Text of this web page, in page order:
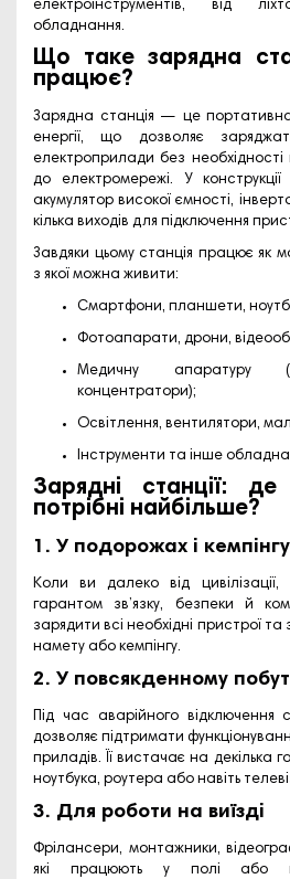
електроінструментів, від
обладнання.
Що таке зарядна
працює?
Зарядна станція — це
енергії, що дозволяє
електроприлади без необхідності
до електромережі. У
акумулятор високої ємності,
кілька виходів для підключення
Завдяки цьому станція працює як
з якої можна живити:
Смартфони, планшети,
Фотоапарати, дрони,
Медичну апаратуру
концентратори);
Освітлення, вентилятори,
Інструменти та інше
Зарядні станції:
потрібні найбільше?
1. У подорожах і кемпінгу
Коли ви далеко від
гарантом зв’язку, безпеки й
зарядити всі необхідні пристрої
намету або кемпінгу.
2. У повсякденному
Під час аварійного відключення
дозволяє підтримати
приладів. Її вистачає на декілька
ноутбука, роутера або навіть
3. Для роботи на виїзді
Фрілансери, монтажники,
які працюють у полі або